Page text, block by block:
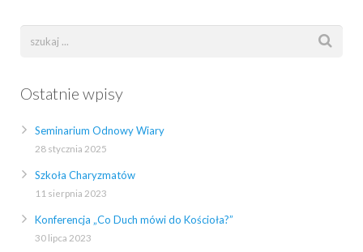
Ostatnie wpisy
Seminarium Odnowy Wiary
28 stycznia 2025
Szkoła Charyzmatów
11 sierpnia 2023
Konferencja „Co Duch mówi do Kościoła?”
30 lipca 2023